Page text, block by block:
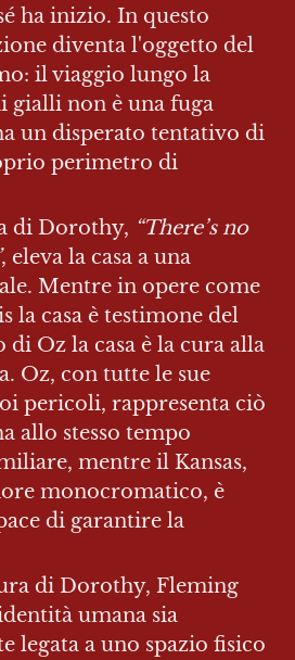
ha inizio. In questo
diventa l'oggetto del
il viaggio lungo la
gialli non è una fuga
un disperato tentativo di
perimetro di
di Dorothy, “There’s no
, eleva la casa a una
Mentre in opere come
la casa è testimone del
Oz la casa è la cura alla
Oz, con tutte le sue
pericoli, rappresenta ciò
allo stesso tempo
mentre il Kansas,
monocromatico, è
di garantire la
di Dorothy, Fleming
umana sia
legata a uno spazio fisico